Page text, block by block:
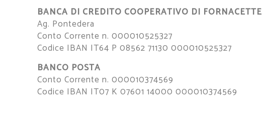
BANCA DI CREDITO COOPERATIVO DI FORNACETTE
Ag. Pontedera
Conto Corrente n. 000010525327
Codice IBAN IT64 P 08562 71130 000010525327
BANCO POSTA
Conto Corrente n. 000010374569
Codice IBAN IT07 K 07601 14000 000010374569